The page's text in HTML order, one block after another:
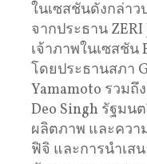
ในเซสชันดังกล่า
จากประธาน ZERI
เจ้าภาพในเซสชัน
โดยประธานสภา
Yamamoto รวม
Deo Singh รัฐมน
ผลิตภาพ และคว
ฟิจิ และการนำเส